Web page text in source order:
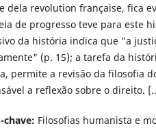
dela revolution française, fica
de progresso teve para este
da história indica que "a
(p. 15); a tarefa da
permite a revisão da filosofia
a reflexão sobre o direito.
chave: Filosofias humanista e